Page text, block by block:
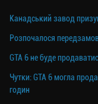
Канадський завод
Розпочалося
GTA 6 не буде
Чутки: GTA 6 могла
годин